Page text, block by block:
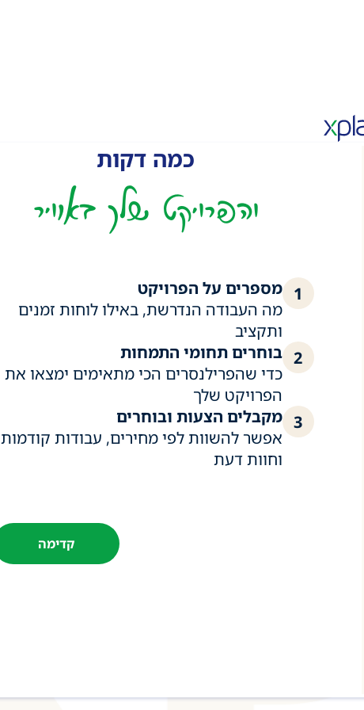
כמה דקות
והפרויקט שלך באוויר
1 מספרים על הפרויקט
מה העבודה הנדרשת, באילו לוחות זמנים
ותקציב
2 בוחרים תחומי התמחות
כדי שהפרילנסרים הכי מתאימים ימצאו את
הפרויקט שלך
3 מקבלים הצעות ובוחרים
אפשר להשוות לפי מחירים, עבודות קודמות
וחוות דעת
קדימה